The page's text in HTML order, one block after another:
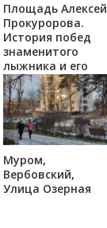
Площадь Алексей
Прокуророва.
История побед
знаменитого
лыжника и его
судьба.
Муром,
Вербовский,
Улица Озерная